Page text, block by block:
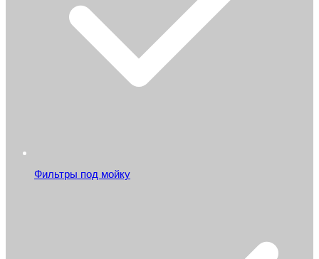
Фильтры под мойку